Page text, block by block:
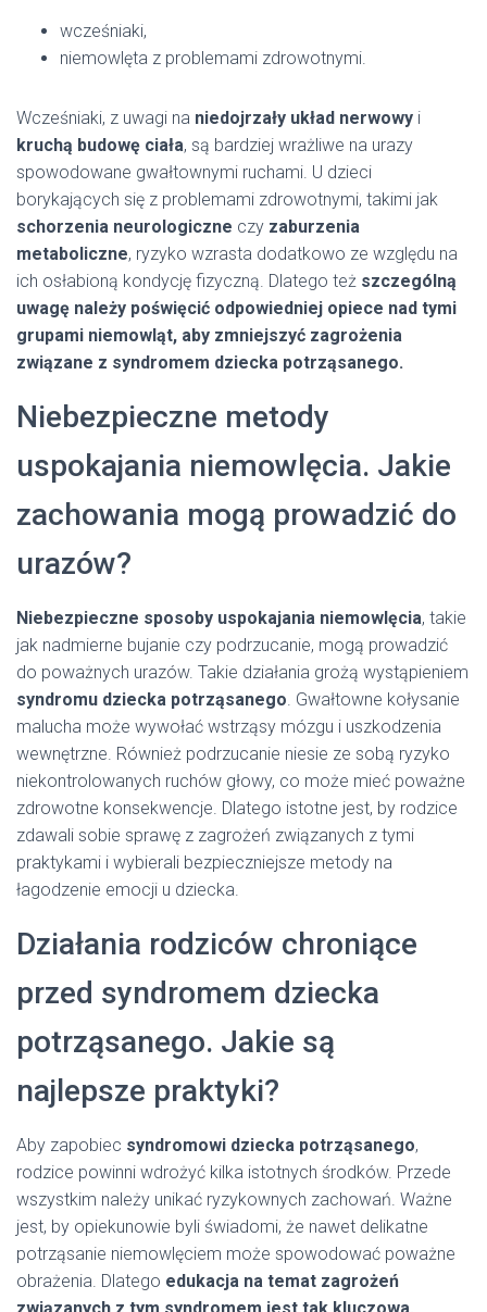
wcześniaki,
niemowlęta z problemami zdrowotnymi.
Wcześniaki, z uwagi na niedojrzały układ nerwowy i
kruchą budowę ciała, są bardziej wrażliwe na urazy
spowodowane gwałtownymi ruchami. U dzieci
borykających się z problemami zdrowotnymi, takimi jak
schorzenia neurologiczne czy zaburzenia
metaboliczne, ryzyko wzrasta dodatkowo ze względu na
ich osłabioną kondycję fizyczną. Dlatego też szczególną
uwagę należy poświęcić odpowiedniej opiece nad tymi
grupami niemowląt, aby zmniejszyć zagrożenia
związane z syndromem dziecka potrząsanego.
Niebezpieczne metody
uspokajania niemowlęcia. Jakie
zachowania mogą prowadzić do
urazów?
Niebezpieczne sposoby uspokajania niemowlęcia, takie
jak nadmierne bujanie czy podrzucanie, mogą prowadzić
do poważnych urazów. Takie działania grożą wystąpieniem
syndromu dziecka potrząsanego. Gwałtowne kołysanie
malucha może wywołać wstrząsy mózgu i uszkodzenia
wewnętrzne. Również podrzucanie niesie ze sobą ryzyko
niekontrolowanych ruchów głowy, co może mieć poważne
zdrowotne konsekwencje. Dlatego istotne jest, by rodzice
zdawali sobie sprawę z zagrożeń związanych z tymi
praktykami i wybierali bezpieczniejsze metody na
łagodzenie emocji u dziecka.
Działania rodziców chroniące
przed syndromem dziecka
potrząsanego. Jakie są
najlepsze praktyki?
Aby zapobiec syndromowi dziecka potrząsanego,
rodzice powinni wdrożyć kilka istotnych środków. Przede
wszystkim należy unikać ryzykownych zachowań. Ważne
jest, by opiekunowie byli świadomi, że nawet delikatne
potrząsanie niemowlęciem może spowodować poważne
obrażenia. Dlatego edukacja na temat zagrożeń